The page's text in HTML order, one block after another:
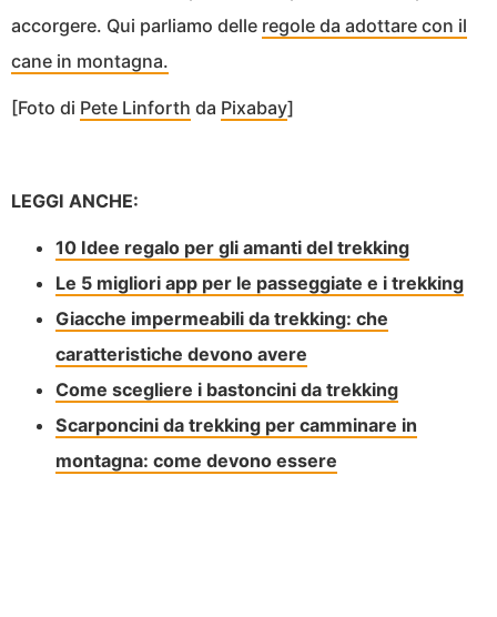
accorgere. Qui parliamo delle regole da adottare con il
cane in montagna.
[Foto di Pete Linforth da Pixabay]
LEGGI ANCHE:
10 Idee regalo per gli amanti del trekking
Le 5 migliori app per le passeggiate e i trekking
Giacche impermeabili da trekking: che
caratteristiche devono avere
Come scegliere i bastoncini da trekking
Scarponcini da trekking per camminare in
montagna: come devono essere